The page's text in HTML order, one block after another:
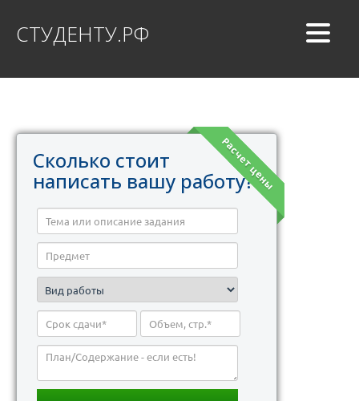
СТУДЕНТУ.РФ
Расчет цены
Сколько стоит
написать вашу работу?